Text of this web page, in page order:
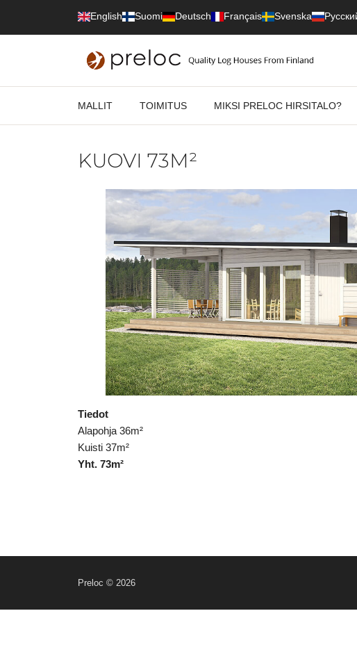
English Suomi Deutsch Français Svenska
MALLIT TOIMITUS MIKSI PRELOC HIRSITALO?
KUOVI 73M²
Tiedot
Alapohja 36m²
Kuisti 37m²
Yht. 73m²
Preloc © 2026